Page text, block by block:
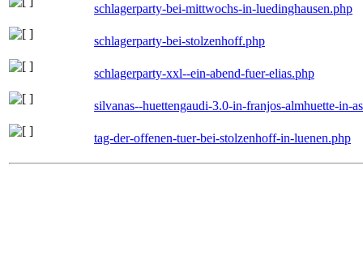
schlagerparty-bei-mittwochs-in-luedinghausen.php
schlagerparty-bei-stolzenhoff.php
schlagerparty-xxl--ein-abend-fuer-elias.php
silvanas--huettengaudi-3.0-in-franjos-almhuette-in-
tag-der-offenen-tuer-bei-stolzenhoff-in-luenen.php